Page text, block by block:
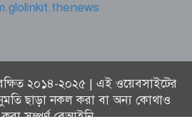
২০১৪-২০২৫ | এই ওয়েবসাইটের
ছাড়া নকল করা বা অন্য কোথাও
করা সম্পূর্ণ বেআইনি